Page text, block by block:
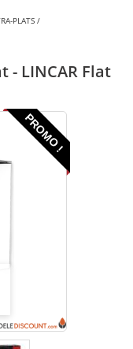
PLATS /
- LINCAR Flat
PROMO !